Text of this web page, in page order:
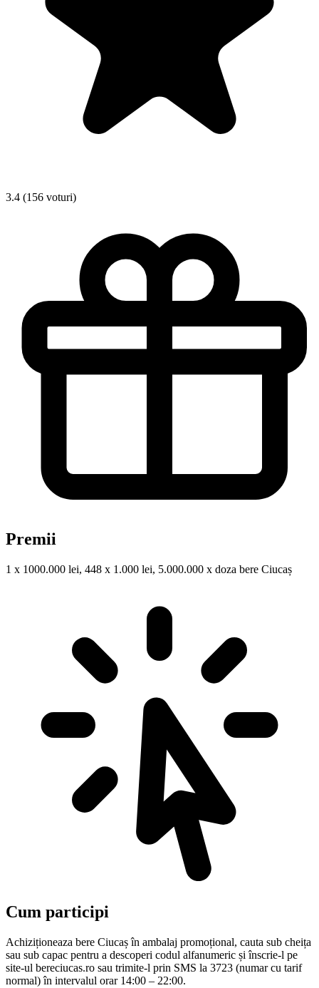
3.4 (156 voturi)
Premii
1 x 1000.000 lei, 448 x 1.000 lei, 5.000.000 x doza bere Ciucaș
Cum participi
Achiziționeaza bere Ciucaș în ambalaj promoțional, cauta sub cheița
sau sub capac pentru a descoperi codul alfanumeric și înscrie-l pe
site-ul bereciucas.ro sau trimite-l prin SMS la 3723 (numar cu tarif
normal) în intervalul orar 14:00 – 22:00.